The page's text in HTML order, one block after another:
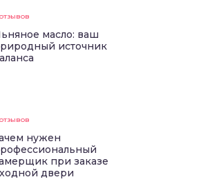
масло: ваш
источник
нужен
при заказе
двери